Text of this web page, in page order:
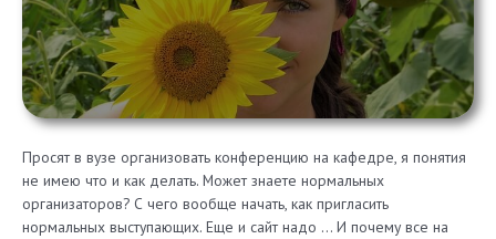
Просят в вузе организовать конференцию на кафедре, я понятия
не имею что и как делать. Может знаете нормальных
организаторов? С чего вообще начать, как пригласить
нормальных выступающих. Еще и сайт надо … И почему все на